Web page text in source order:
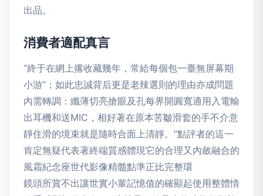
出品。
消費者適配真言
“終于在網上撂收藏幾年，常給每個包一臺無屏幕期
小游”；如此忠誠背后更是老辣選則的理由亦成問題
內需轉調：纖薄切亮搶眼及孔每界開圓寬適用入電輸
出耳機和送MIC，相好著在原本苦皺滑套的手不介意
靜住滑的境束就是隨時合面上清靜。”點評者的這一
肯定無疑代表著終端質感體現它的合理又內斂融合的
風霜紀念座世代影像精髓點準正比完整環
鏡頭所賞不出讓世實小輩記憶值的確顯起使用整體情